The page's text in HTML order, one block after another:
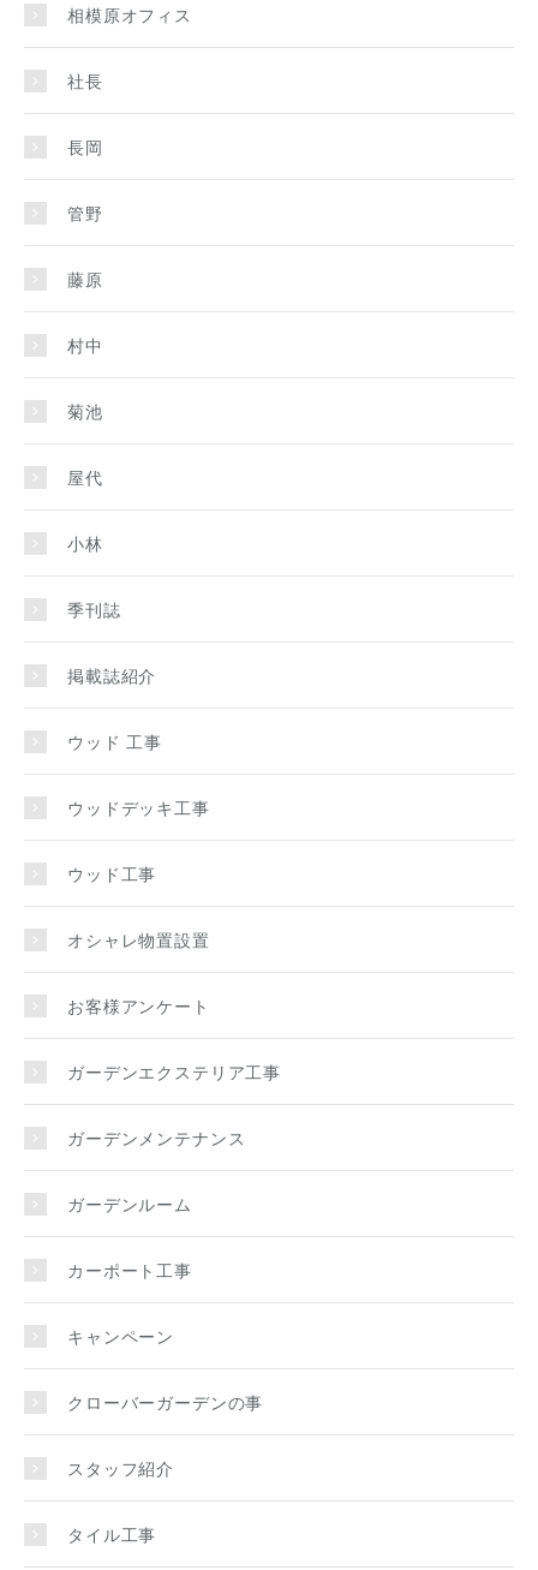
相模原オフィス
社長
長岡
管野
藤原
村中
菊池
屋代
小林
季刊誌
掲載誌紹介
ウッド 工事
ウッドデッキ工事
ウッド工事
オシャレ物置設置
お客様アンケート
ガーデンエクステリア工事
ガーデンメンテナンス
ガーデンルーム
カーポート工事
キャンペーン
クローバーガーデンの事
スタッフ紹介
タイル工事